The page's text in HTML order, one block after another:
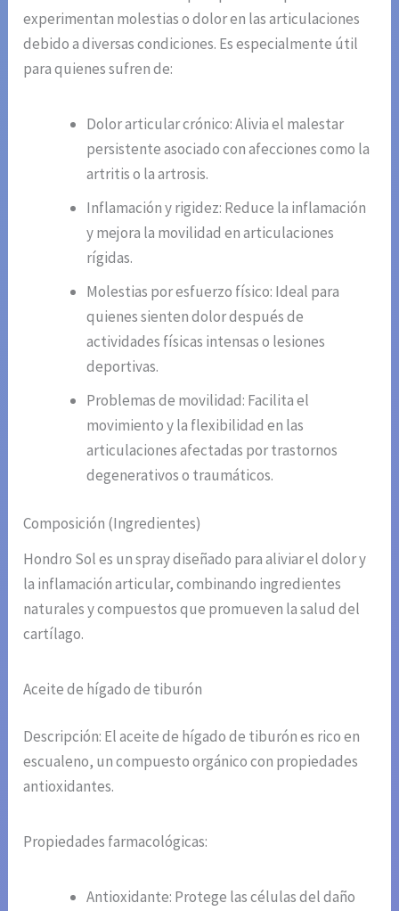
experimentan molestias o dolor en las articulaciones
debido a diversas condiciones. Es especialmente útil
para quienes sufren de:
Dolor articular crónico: Alivia el malestar
persistente asociado con afecciones como la
artritis o la artrosis.
Inflamación y rigidez: Reduce la inflamación
y mejora la movilidad en articulaciones
rígidas.
Molestias por esfuerzo físico: Ideal para
quienes sienten dolor después de
actividades físicas intensas o lesiones
deportivas.
Problemas de movilidad: Facilita el
movimiento y la flexibilidad en las
articulaciones afectadas por trastornos
degenerativos o traumáticos.
Composición (Ingredientes)
Hondro Sol es un spray diseñado para aliviar el dolor y
la inflamación articular, combinando ingredientes
naturales y compuestos que promueven la salud del
cartílago.
Aceite de hígado de tiburón
Descripción: El aceite de hígado de tiburón es rico en
escualeno, un compuesto orgánico con propiedades
antioxidantes.
Propiedades farmacológicas:
Antioxidante: Protege las células del daño